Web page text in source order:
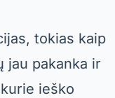
tokias kaip
jau pakanka ir
ieško